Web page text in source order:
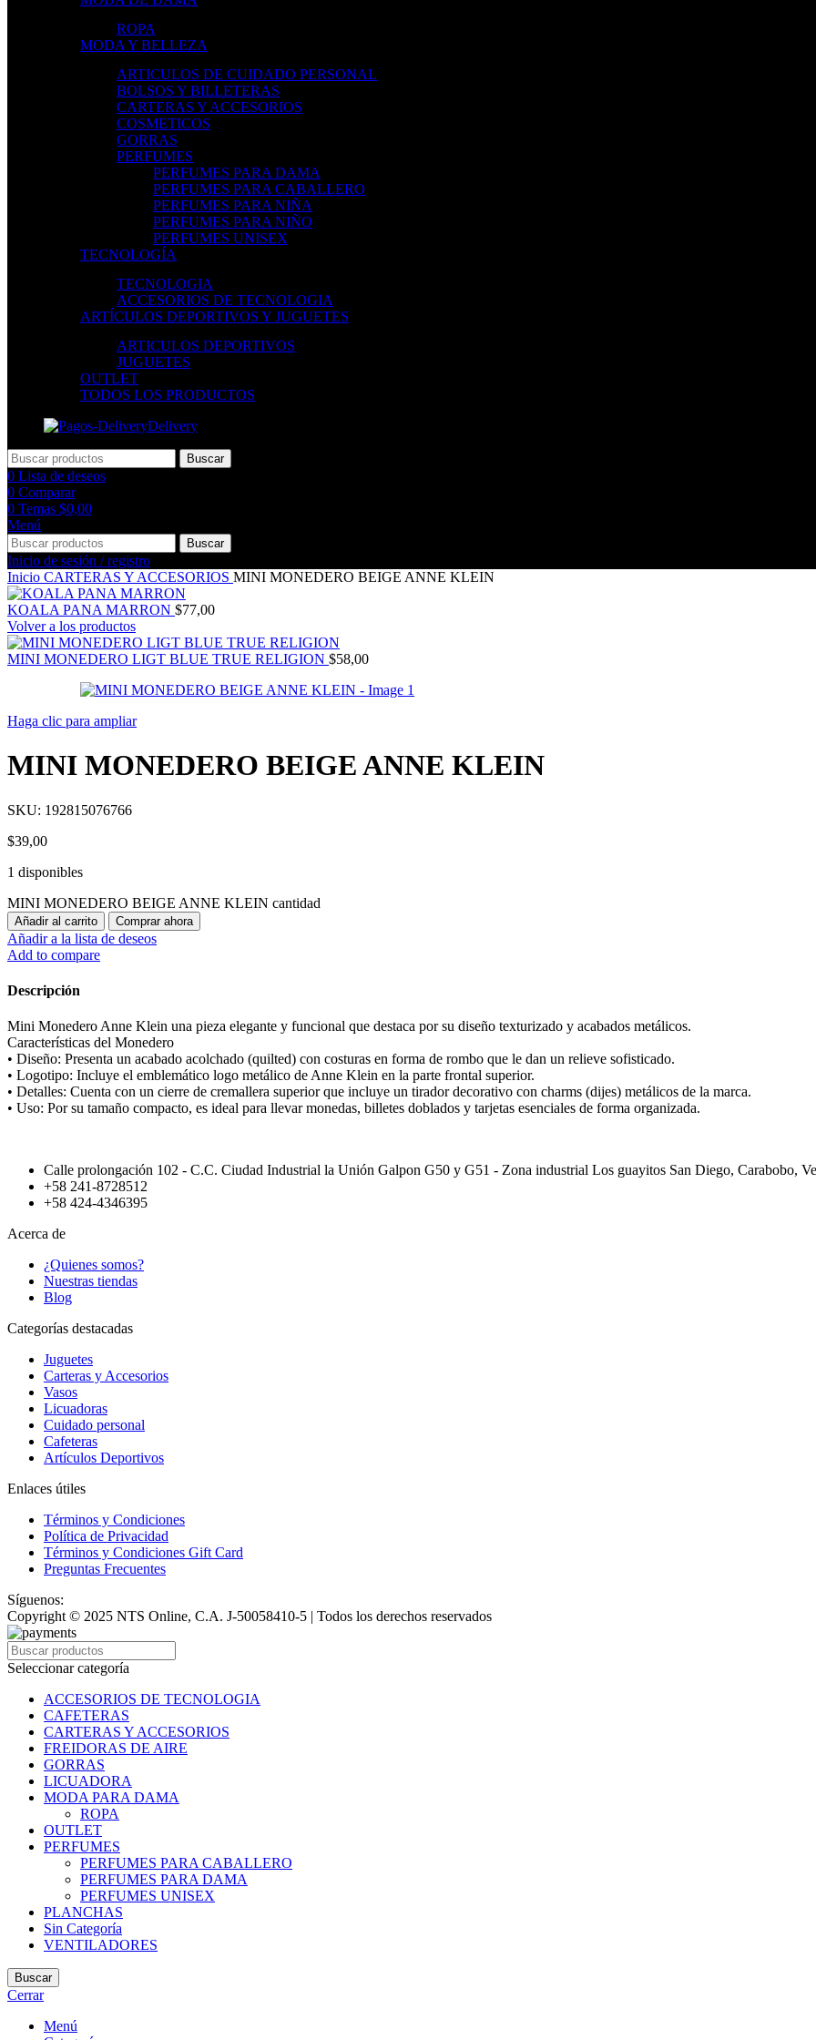
ROPA
MODA Y BELLEZA
ARTICULOS DE CUIDADO PERSONAL
BOLSOS Y BILLETERAS
CARTERAS Y ACCESORIOS
COSMETICOS
GORRAS
PERFUMES
PERFUMES PARA DAMA
PERFUMES PARA CABALLERO
PERFUMES PARA NIÑA
PERFUMES PARA NIÑO
PERFUMES UNISEX
TECNOLOGÍA
TECNOLOGIA
ACCESORIOS DE TECNOLOGIA
ARTÍCULOS DEPORTIVOS Y JUGUETES
ARTICULOS DEPORTIVOS
JUGUETES
OUTLET
TODOS LOS PRODUCTOS
Delivery
Buscar
0 Lista de deseos
0 Comparar
0 Temas $0,00
Menú
Buscar
Inicio de sesión / registro
Inicio CARTERAS Y ACCESORIOS MINI MONEDERO BEIGE ANNE KLEIN
KOALA PANA MARRON $77,00
Volver a los productos
MINI MONEDERO LIGT BLUE TRUE RELIGION $58,00
Haga clic para ampliar
MINI MONEDERO BEIGE ANNE KLEIN
SKU: 192815076766
$39,00
1 disponibles
MINI MONEDERO BEIGE ANNE KLEIN cantidad
Añadir al carrito Comprar ahora
Añadir a la lista de deseos
Add to compare
Descripción
Mini Monedero Anne Klein una pieza elegante y funcional que destaca por su diseño texturizado y acabados metálicos.
Características del Monedero
• Diseño: Presenta un acabado acolchado (quilted) con costuras en forma de rombo que le dan un relieve sofisticado.
• Logotipo: Incluye el emblemático logo metálico de Anne Klein en la parte frontal superior.
• Detalles: Cuenta con un cierre de cremallera superior que incluye un tirador decorativo con charms (dijes) metálicos de la marca.
• Uso: Por su tamaño compacto, es ideal para llevar monedas, billetes doblados y tarjetas esenciales de forma organizada.
Calle prolongación 102 - C.C. Ciudad Industrial la Unión Galpon G50 y G51 - Zona industrial Los guayitos San Diego, Carabobo,
+58 241-8728512
+58 424-4346395
Acerca de
¿Quienes somos?
Nuestras tiendas
Blog
Categorías destacadas
Juguetes
Carteras y Accesorios
Vasos
Licuadoras
Cuidado personal
Cafeteras
Artículos Deportivos
Enlaces útiles
Términos y Condiciones
Política de Privacidad
Términos y Condiciones Gift Card
Preguntas Frecuentes
Síguenos:
Copyright © 2025 NTS Online, C.A. J-50058410-5 | Todos los derechos reservados
Seleccionar categoría
ACCESORIOS DE TECNOLOGIA
CAFETERAS
CARTERAS Y ACCESORIOS
FREIDORAS DE AIRE
GORRAS
LICUADORA
MODA PARA DAMA
ROPA
OUTLET
PERFUMES
PERFUMES PARA CABALLERO
PERFUMES PARA DAMA
PERFUMES UNISEX
PLANCHAS
Sin Categoría
VENTILADORES
Buscar
Cerrar
Menú